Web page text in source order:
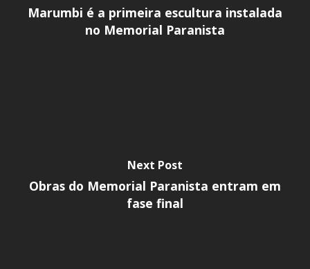
Marumbi é a primeira escultura instalada
no Memorial Paranista
Next Post
Obras do Memorial Paranista entram em
fase final